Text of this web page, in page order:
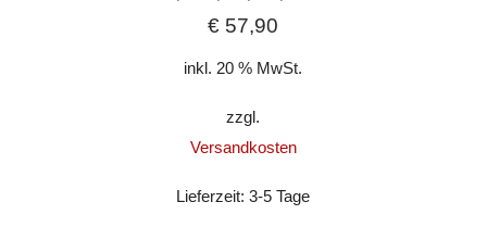
€ 57,90
inkl. 20 % MwSt.
zzgl.
Versandkosten
Lieferzeit:3-5 Tage